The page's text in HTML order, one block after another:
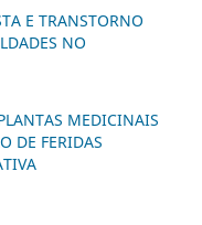
E TRANSTORNO
NO
MEDICINAIS
DE FERIDAS